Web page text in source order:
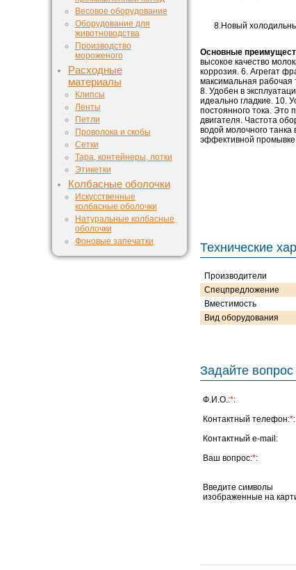
Весовое оборудование
Оборудование для
животноводства
Производство
мороженого
Расходные
материалы
Клипсы
Ленты
Петли
Проволока и скобы
Сетки
Тара, контейнеры, лотки
Этикетки
Колбасные оболочки
Искусственные
колбасные оболочки
Натуральные колбасные
оболочки
Фоновые запечатки
8.Новый
Основные
высокое качество
коррозия. 6. Агрегат
максимальная рабочая
8. Удобен в
идеально гладкие. 10.
постоянного тока. Это
двигателя. Частота
водой молочного
эффективной
Технические
Производители
Спецпредложение
Вместимость
Вид оборудования
Задайте вопрос
Ф.И.О.:*:
Контактный телефон:*:
Контактный e-mail:
Ваш вопрос:*:
Введите символы
изображенные на